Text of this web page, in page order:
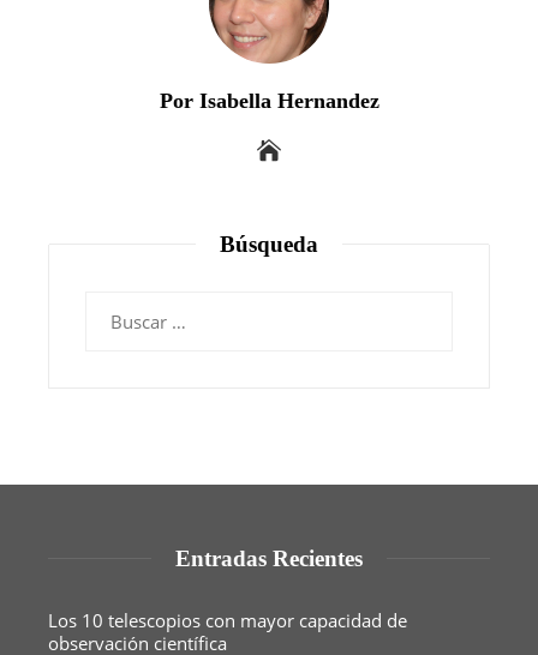
Por Isabella Hernandez
Búsqueda
Entradas Recientes
Los 10 telescopios con mayor capacidad de
observación científica